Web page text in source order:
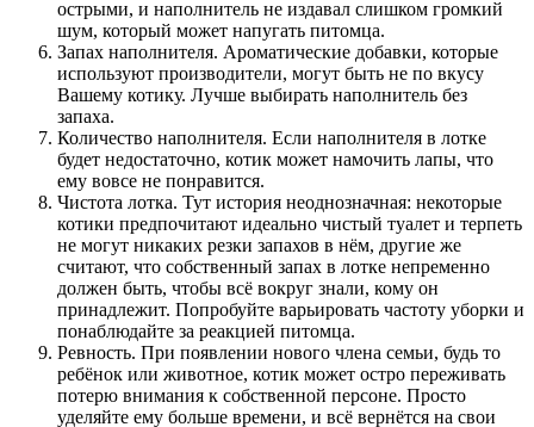
острыми, и наполнитель не издавал слишком громкий
шум, который может напугать питомца.
Запах наполнителя. Ароматические добавки, которые
используют производители, могут быть не по вкусу
Вашему котику. Лучше выбирать наполнитель без
запаха.
Количество наполнителя. Если наполнителя в лотке
будет недостаточно, котик может намочить лапы, что
ему вовсе не понравится.
Чистота лотка. Тут история неоднозначная: некоторые
котики предпочитают идеально чистый туалет и терпеть
не могут никаких резки запахов в нём, другие же
считают, что собственный запах в лотке непременно
должен быть, чтобы всё вокруг знали, кому он
принадлежит. Попробуйте варьировать частоту уборки и
понаблюдайте за реакцией питомца.
Ревность. При появлении нового члена семьи, будь то
ребёнок или животное, котик может остро переживать
потерю внимания к собственной персоне. Просто
уделяйте ему больше времени, и всё вернётся на свои